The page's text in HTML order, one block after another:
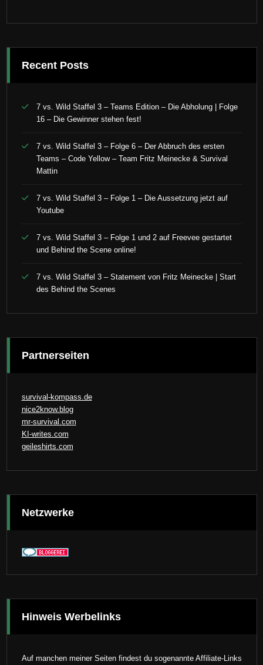
Recent Posts
7 vs. Wild Staffel 3 – Teams Edition – Die Abholung | Folge
16 – Die Gewinner stehen fest!
7 vs. Wild Staffel 3 – Folge 6 – Der Abbruch des ersten
Teams – Code Yellow – Team Fritz Meinecke & Survival
Mattin
7 vs. Wild Staffel 3 – Folge 1 – Die Aussetzung jetzt auf
Youtube
7 vs. Wild Staffel 3 – Folge 1 und 2 auf Freevee gestartet
und Behind the Scene online!
7 vs. Wild Staffel 3 – Statement von Fritz Meinecke | Start
des Behind the Scenes
Partnerseiten
survival-kompass.de
nice2know.blog
mr-survival.com
KI-writes.com
geileshirts.com
Netzwerke
Hinweis Werbelinks
Auf manchen meiner Seiten findest du sogenannte Affiliate-Links